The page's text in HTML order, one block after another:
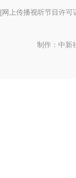
[网上传播视听节目许可
制作：中